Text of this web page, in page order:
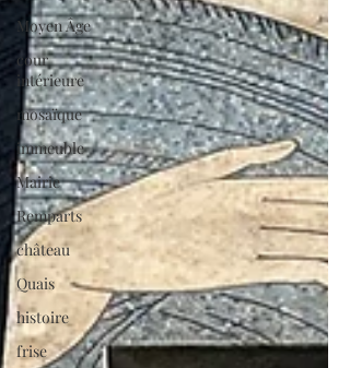
Moyen Âge
cour
intérieure
mosaïque
immeuble
Mairie
Remparts
château
Quais
histoire
frise